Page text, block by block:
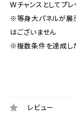
Wチャンスとしてプレ
※等身大パネルが展
はございません
※複数条件を達成し
レビュー